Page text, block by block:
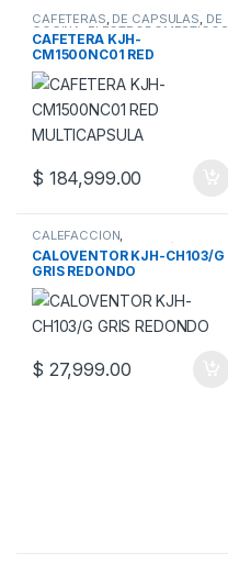
CAFETERAS, DE CAPSULAS, DE
COCINA,ELECTRODOMESTICOS
CAFETERA KJH-
CM1500NC01 RED
MULTICAPSULA
$ 184,999.00
CALEFACCION,
CALOVENTORES,FRIO/CALOR
CALOVENTOR KJH-CH103/G
GRIS REDONDO
$ 27,999.00